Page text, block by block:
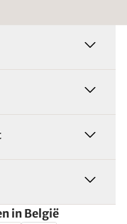
in België